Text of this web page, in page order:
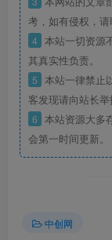
考，如有侵权，请
4 本站一切资源
其真实性负责。
5 本站一律禁止
客发现请向站长举
6 本站资源大多
会第一时间更新。
中创网